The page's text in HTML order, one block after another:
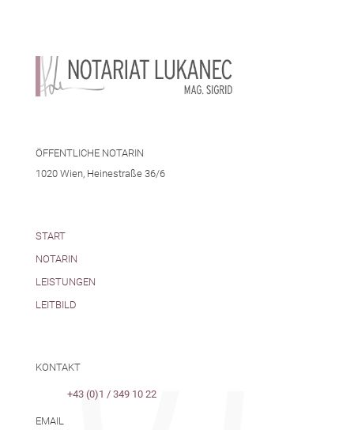
ÖFFENTLICHE NOTARIN
1020 Wien, Heinestraße 36/6
START
NOTARIN
LEISTUNGEN
LEITBILD
KONTAKT
+43 (0)1 / 349 10 22
EMAIL